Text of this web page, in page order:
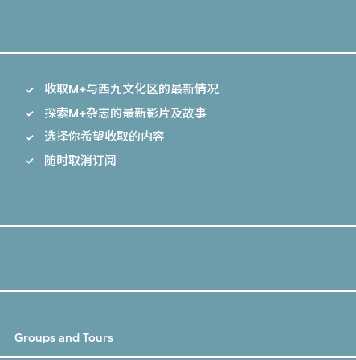
收取M+与西九文化区的最新情况
探索M+杂志的最新影片及故事
选择你希望收取的内容
随时取消订阅
Groups and Tours